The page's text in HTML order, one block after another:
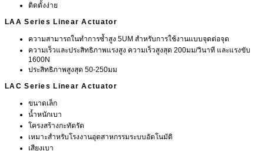
ติดตั้งง่าย
LAA Series Linear Actuator
ความสามารถในทำการซ้ำสูง 5UM สำหรับการใช้งานแบบจุดต่อจุด
ความเร็วและประสิทธิภาพแรงสูง ความเร็วสูงสุด 200มม/วินาที และแรงขับ
1600N
ประสิทธิภาพสูงสุด 50-250มม
LAC Series Linear Actuator
ขนาดเล็ก
น้ำหนักเบา
โครงสร้างกะทัดรัด
เหมาะสำหรับโรงงานอุตสาหกรรมระบบอัตโนมัติ
เสียงเบา